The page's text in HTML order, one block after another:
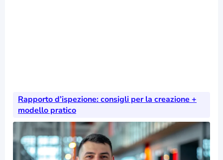
Rapporto d’ispezione: consigli per la creazione +
modello pratico